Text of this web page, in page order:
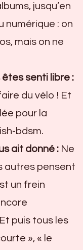
jusqu’en
numérique : on
mais on ne
senti libre :
du vélo ! Et
pour la
bdsm.
ait donné : Ne
autres pensent
un frein
puis tous les
», « le